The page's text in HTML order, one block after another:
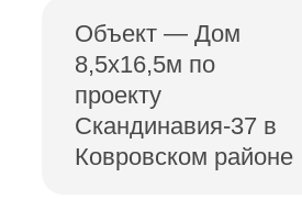
Объект — Дом
8,5х16,5м по
проекту
Скандинавия-37 в
Ковровском районе